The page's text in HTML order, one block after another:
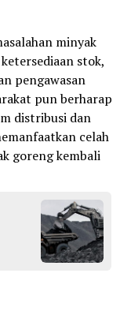
minyak
stok,
pengawasan
pun berharap
distribusi dan
celah
goreng kembali